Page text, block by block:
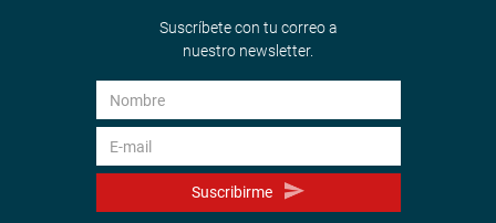
Suscríbete con tu correo a
nuestro newsletter.
Suscribirme